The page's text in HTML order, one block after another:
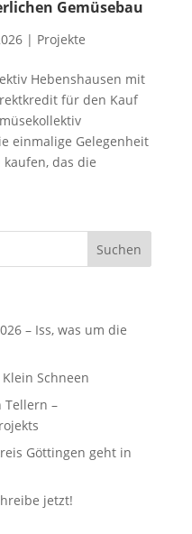
Gemüsebau
| Projekte
Hebenshausen mit
für den Kauf
einmalige Gelegenheit
das die
– Iss, was um die
Schneen
–
Göttingen geht in
jetzt!